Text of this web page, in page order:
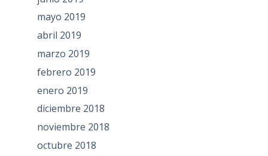
mayo 2019
abril 2019
marzo 2019
febrero 2019
enero 2019
diciembre 2018
noviembre 2018
octubre 2018